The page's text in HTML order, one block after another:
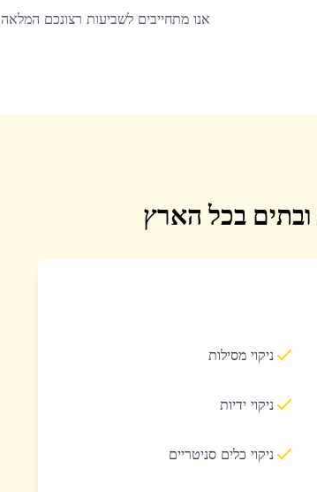
אנו מתחייבים לשביעות רצונכם המלאה
ובתים בכל הארץ
ניקוי מסילות
ניקוי ידיות
ניקוי כלים סניטריים